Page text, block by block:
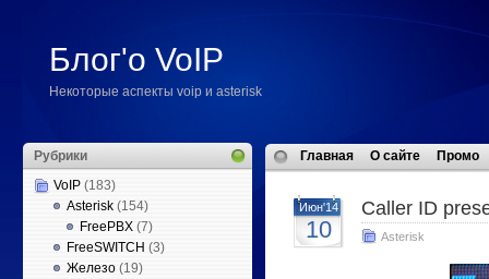
Блог'о VoIP
Некоторые аспекты voip и asterisk
Рубрики
VoIP (183)
Asterisk (154)
FreePBX (7)
FreeSWITCH (3)
Железо (19)
Главная О сайте Промо
Июн'14
10
Caller ID
Asterisk